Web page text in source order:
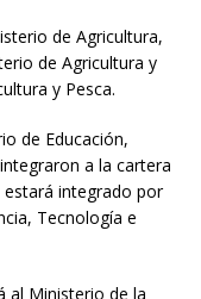
de Agricultura,
de Agricultura y
y Pesca.
de Educación,
a la cartera
integrado por
Tecnología e
al Ministerio de la